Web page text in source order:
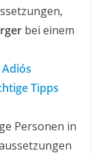
bei einem
Adiós
Tipps
Personen in